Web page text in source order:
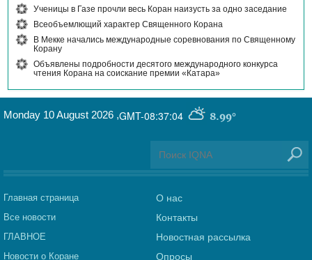
Ученицы в Газе прочли весь Коран наизусть за одно заседание
Всеобъемлющий характер Священного Корана
В Мекке начались международные соревнования по Священному
Корану
Объявлены подробности десятого международного конкурса
чтения Корана на соискание премии «Катара»
GMT-08:37:04 8.99°
Monday 10 August 2026 ,
Главная страница
Все новости
ГЛАВНОЕ
Новости о Коране
О нас
Контакты
Новостная рассылка
Опросы